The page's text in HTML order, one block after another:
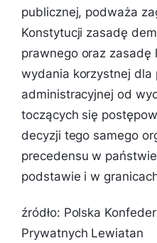
publicznej, podważa
Konstytucji zasadę
prawnego oraz zasadę
wydania korzystnej dla
administracyjnej od
toczących się
decyzji tego samego
precedensu w
podstawie i w
źródło: Polska
Prywatnych Lewiatan